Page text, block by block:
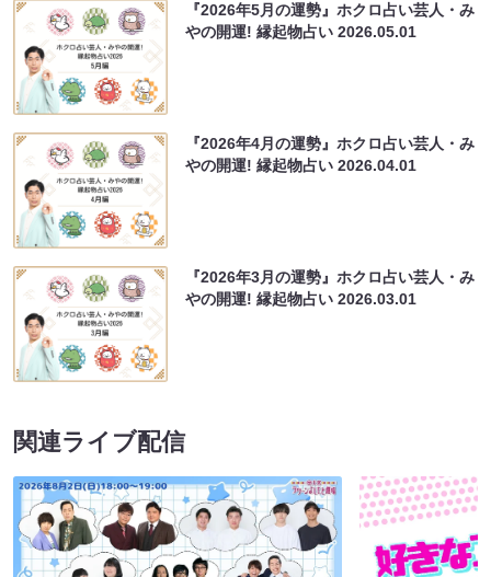
『2026年5月の運勢』ホクロ占い芸人・み
やの開運! 縁起物占い2026.05.01
『2026年4月の運勢』ホクロ占い芸人・み
やの開運! 縁起物占い2026.04.01
『2026年3月の運勢』ホクロ占い芸人・み
やの開運! 縁起物占い2026.03.01
関連ライブ配信